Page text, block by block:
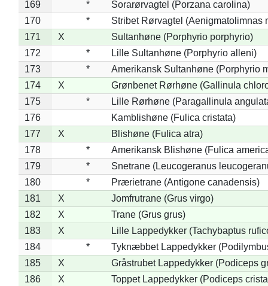
169
*
Sorarørvagtel (Porzana carolina)
170
*
Stribet Rørvagtel (Aenigmatolimnas
171
X
Sultanhøne (Porphyrio porphyrio)
172
*
Lille Sultanhøne (Porphyrio alleni)
173
*
Amerikansk Sultanhøne (Porphyrio
174
X
Grønbenet Rørhøne (Gallinula
175
*
Lille Rørhøne (Paragallinula
176
Kamblishøne (Fulica cristata)
177
X
Blishøne (Fulica atra)
178
*
Amerikansk Blishøne (Fulica
179
*
Snetrane (Leucogeranus
180
*
Prærietrane (Antigone canadensis)
181
X
Jomfrutrane (Grus virgo)
182
X
Trane (Grus grus)
183
X
Lille Lappedykker (Tachybaptus
184
*
Tyknæbbet Lappedykker
185
X
Gråstrubet Lappedykker (Podiceps
186
X
Toppet Lappedykker (Podiceps